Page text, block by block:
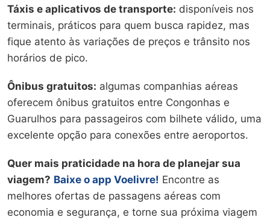
Táxis e aplicativos de transporte: disponíveis nos
terminais, práticos para quem busca rapidez, mas
fique atento às variações de preços e trânsito nos
horários de pico.
Ônibus gratuitos: algumas companhias aéreas
oferecem ônibus gratuitos entre Congonhas e
Guarulhos para passageiros com bilhete válido, uma
excelente opção para conexões entre aeroportos.
Quer mais praticidade na hora de planejar sua
viagem? Baixe o app Voelivre! Encontre as
melhores ofertas de passagens aéreas com
economia e segurança, e torne sua próxima viagem